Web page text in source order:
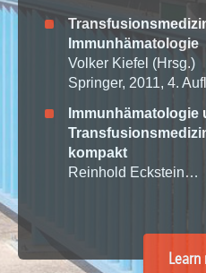
Immunhämatologie
Volker Kiefel (Hrsg.)
Springer, 2011, 4.
kompakt
Reinhold Eckstein…
Learn